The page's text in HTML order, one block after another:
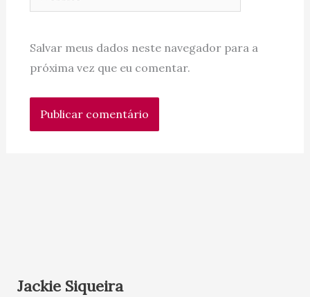
Salvar meus dados neste navegador para a
próxima vez que eu comentar.
Jackie Siqueira